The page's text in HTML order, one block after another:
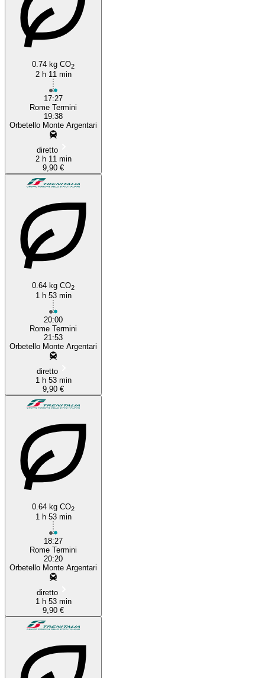
0.74 kg CO2
2 h 11 min
17:27
Rome Termini
19:38
Orbetello Monte Argentari
diretto
2 h 11 min
9,90 €
0.64 kg CO2
1 h 53 min
20:00
Rome Termini
21:53
Orbetello Monte Argentari
diretto
1 h 53 min
9,90 €
0.64 kg CO2
1 h 53 min
18:27
Rome Termini
20:20
Orbetello Monte Argentari
diretto
1 h 53 min
9,90 €